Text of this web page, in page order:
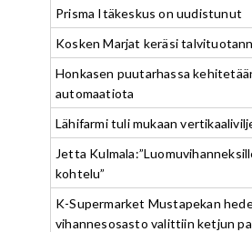
Prisma Itäkeskus on uudistunut
Kosken Marjat keräsi
Honkasen puutarhassa
automaatiota
Lähifarmi tuli mukaan
Jetta
kohtelu”
K-Supermarket Mustapekan
vihannesosasto valittiin ketjun